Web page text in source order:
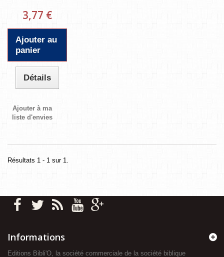
3,77 €
Ajouter au
panier
Détails
Ajouter à ma
liste d'envies
Résultats 1 - 1 sur 1.
Informations
Editions Bibli'O, la société commerciale de la société biblique